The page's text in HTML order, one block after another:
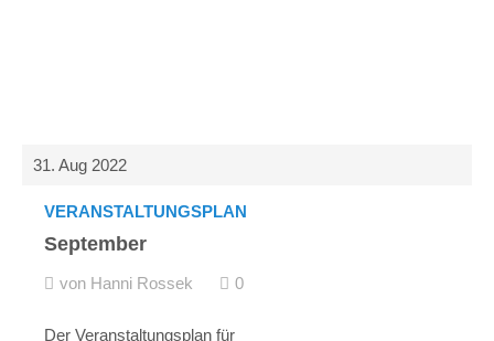
Register|Lost your password?
31. Aug 2022
VERANSTALTUNGSPLAN
September
von Hanni Rossek 0
Der Veranstaltungsplan für